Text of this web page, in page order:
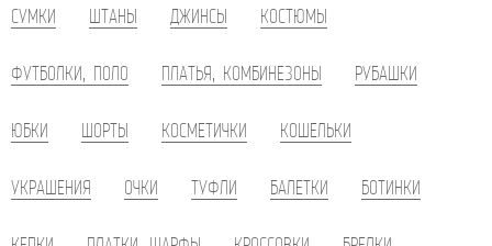
СУМКИ ШТАНЫ ДЖИНСЫ КОСТЮМЫ
ФУТБОЛКИ, ПОЛО ПЛАТЬЯ, КОМБИНЕЗОНЫ РУБАШКИ
ЮБКИ ШОРТЫ КОСМЕТИЧКИ КОШЕЛЬКИ
УКРАШЕНИЯ ОЧКИ ТУФЛИ БАЛЕТКИ БОТИНКИ